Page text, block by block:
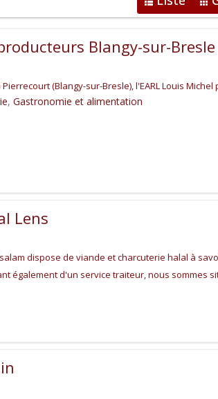
Blangy-sur-Bresle
(Blangy-sur-Bresle), l'EARL Louis Michel
, Gastronomie et alimentation
Lens
dispose de viande et charcuterie halal à
également d'un service traiteur, nous sommes